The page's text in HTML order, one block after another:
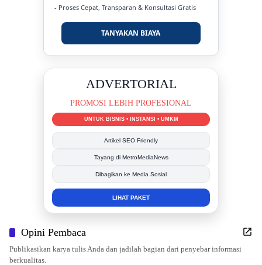
- Proses Cepat, Transparan & Konsultasi Gratis
TANYAKAN BIAYA
DUKUNG KAMI
BERSAMA METROMEDIANEWS.CO
MEDIA INFORMASI TERPERCAYA
Publikasi Kegiatan
Berita Promosi
Tingkatkan Branding Anda
INFO SELENGKAPNYA
Opini Pembaca
Publikasikan karya tulis Anda dan jadilah bagian dari penyebar informasi
berkualitas.